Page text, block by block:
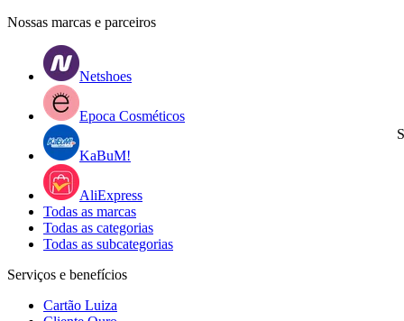
Nossas marcas e parceiros
Netshoes
Epoca Cosméticos
KaBuM!
AliExpress
Todas as marcas
Todas as categorias
Todas as subcategorias
Serviços e benefícios
Cartão Luiza